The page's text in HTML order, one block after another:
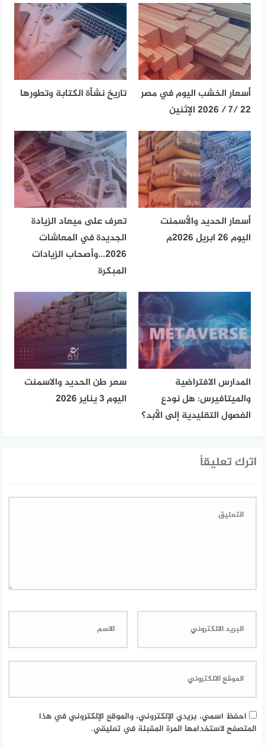
أسعار الخشب اليوم في مصر
22 /7 / 2026 الإثنين
تاريخ نشأة الكتابة وتطورها
أسعار الحديد والأسمنت
اليوم 26 ابريل 2026م
تعرف على ميعاد الزيادة
الجديدة في المعاشات
2026…وأصحاب الزيادات
المبكرة
المدارس الافتراضية
والميتافيرس: هل نودع
الفصول التقليدية إلى الأبد؟
سعر طن الحديد والاسمنت
اليوم 3 يناير 2026
اترك تعليقاً
احفظ اسمي، بريدي الإلكتروني، والموقع الإلكتروني في هذا
المتصفح لاستخدامها المرة المقبلة في تعليقي.